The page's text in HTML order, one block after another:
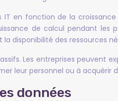
en fonction de la
de calcul pendant les
disponibilité des ressources
Les entreprises peuvent
leur personnel ou à acquérir
données